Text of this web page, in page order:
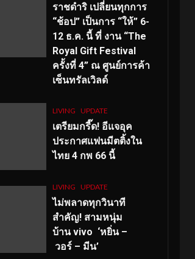
ราชดำริ เปลี่ยนทุกการ
“ช้อป” เป็นการ “ให้” 6-
12 ธ.ค. นี้ ที่ งาน “The
Royal Gift Festival
ครั้งที่ 4” ณ ศูนย์การค้า
เซ็นทรัลเวิลด์
LIVING UPDATE
เตรียมกรี๊ด! อีแจอุค
ประกาศแฟนมีตติ้งใน
ไทย 4 กพ 66 นี้
LIVING UPDATE
ไม่พลาดทุกวินาที
สำคัญ! สามหนุ่ม
บ้าน vivo ‘หยิ่น –
วอร์ – มีน’